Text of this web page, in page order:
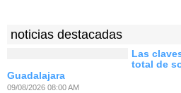
noticias destacadas
Las
total de
Guadalajara
09/08/2026 08:00 AM